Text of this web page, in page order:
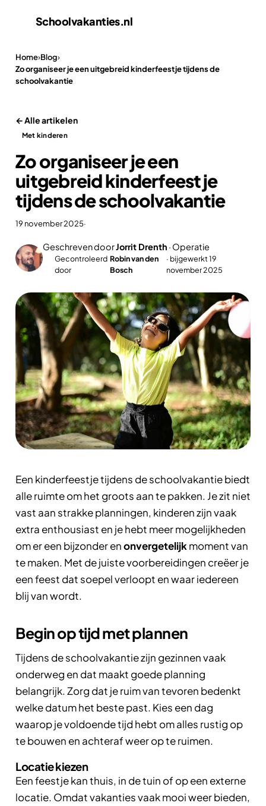
Schoolvakanties.nl
Home›Blog›
Zo organiseer je een uitgebreid kinderfeestje tijdens de
schoolvakantie
← Alle artikelen
Met kinderen
Zo organiseer je een
uitgebreid kinderfeestje
tijdens de schoolvakantie
19 november 2025·
Geschreven doorJorrit Drenth · Operatie
Gecontroleerd
door
Robin van den
Bosch
· bijgewerkt 19
november 2025
Een kinderfeestje tijdens de schoolvakantie biedt
alle ruimte om het groots aan te pakken. Je zit niet
vast aan strakke planningen, kinderen zijn vaak
extra enthousiast en je hebt meer mogelijkheden
om er een bijzonderenonvergetelijkmoment van
te maken. Met de juiste voorbereidingen creëer je
een feest dat soepel verloopt en waar iedereen
blij van wordt.
Begin op tijd met plannen
Tijdens de schoolvakantie zijn gezinnen vaak
onderweg en dat maakt goede planning
belangrijk. Zorg dat je ruim van tevoren bedenkt
welke datum het beste past. Kies een dag
waarop je voldoende tijd hebt om alles rustig op
te bouwen en achteraf weer op te ruimen.
Locatie kiezen
Een feestje kan thuis, in de tuin of op een externe
locatie. Omdat vakanties vaak mooi weer bieden,